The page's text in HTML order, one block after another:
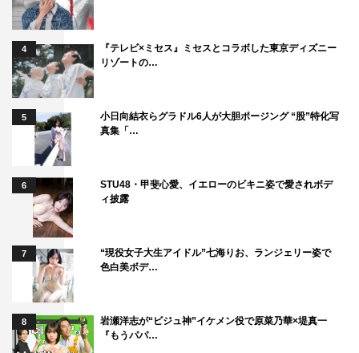
4
『テレビ×ミセス』ミセスとコラボした東京ディズニー
リゾートの…
5
小日向結衣らグラドル6人が大胆ポージング “股”特化写
真集「…
6
STU48・甲斐心愛、イエローのビキニ姿で愛されボデ
ィ披露
7
“現役女子大生アイドル”七海りお、ランジェリー姿で
色白美ボデ…
8
岩瀬洋志が“ビジュ神”イケメン役で原菜乃華×堤真一
『もうパパ…